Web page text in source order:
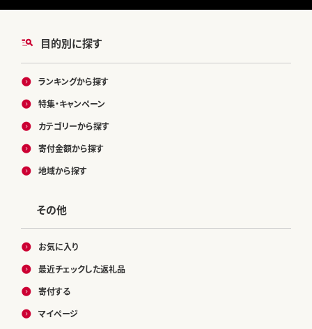
目的別に探す
ランキングから探す
特集・キャンペーン
カテゴリーから探す
寄付金額から探す
地域から探す
その他
お気に入り
最近チェックした返礼品
寄付する
マイページ